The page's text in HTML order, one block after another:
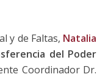
y de Faltas, Natalia
del Poder
Coordinador Dr.